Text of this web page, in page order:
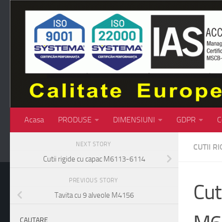
Skip to content
Acasa PRODUSE DIMENSIUNI GDPR
CUTII
NEXT STORY
Cutii rigide cu capac M6113-6114
PREVIOUS STORY
Tavita cu 9 alveole M4156